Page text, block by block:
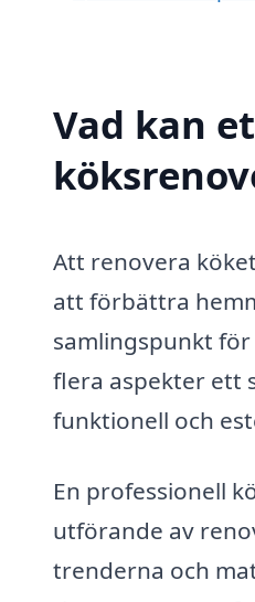
Vad kan
Att renovera
att förbättra
samlingspunkt
flera aspekter ett
funktionell och
En professionell
utförande av
trenderna och